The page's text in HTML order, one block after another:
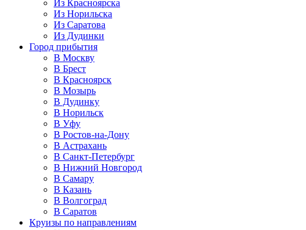
Из Красноярска
Из Норильска
Из Саратова
Из Дудинки
Город прибытия
В Москву
В Брест
В Красноярск
В Мозырь
В Дудинку
В Норильск
В Уфу
В Ростов-на-Дону
В Астрахань
В Санкт-Петербург
В Нижний Новгород
В Самару
В Казань
В Волгоград
В Саратов
Круизы по направлениям